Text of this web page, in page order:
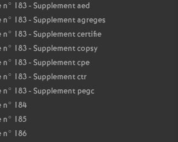
183 - Supplement aed
183 - Supplement agreges
183 - Supplement certifie
183 - Supplement copsy
183 - Supplement cpe
183 - Supplement ctr
183 - Supplement pegc
n° 184
n° 185
n° 186